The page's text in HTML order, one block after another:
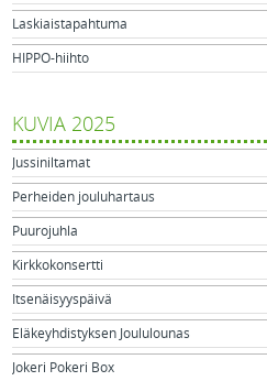
Laskiaistapahtuma
HIPPO-hiihto
KUVIA 2025
Jussiniltamat
Perheiden jouluhartaus
Puurojuhla
Kirkkokonsertti
Itsenäisyyspäivä
Eläkeyhdistyksen Joululounas
Jokeri Pokeri Box